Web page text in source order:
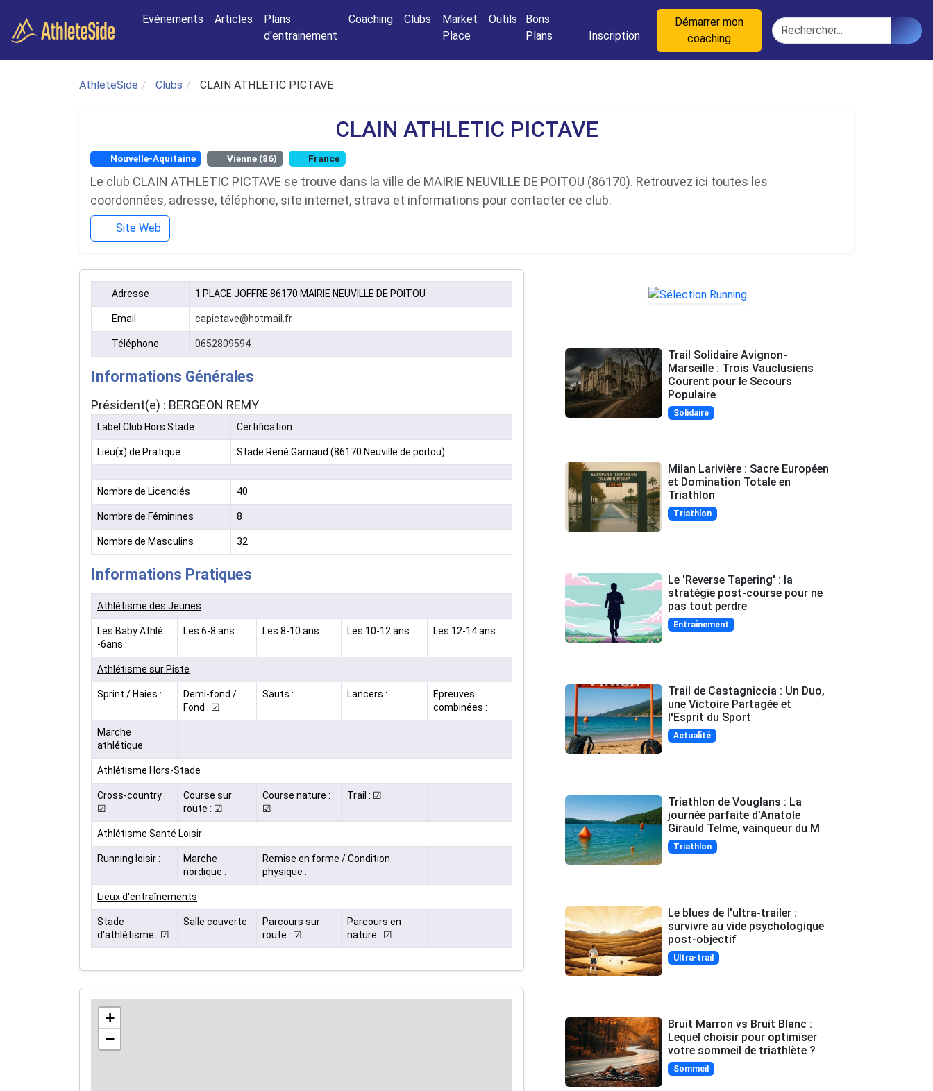
Evénements
Articles
Plans
d'entrainement
Coaching Clubs
Market
Place
Outils
Bons
Plans
Inscription
Démarrer mon
coaching
Rechercher
AthleteSide Clubs CLAIN ATHLETIC PICTAVE
CLAIN ATHLETIC PICTAVE
Nouvelle-Aquitaine Vienne (86) France
Le club CLAIN ATHLETIC PICTAVE se trouve dans la ville de MAIRIE NEUVILLE DE POITOU (86170). Retrouvez ici toutes les
coordonnées, adresse, téléphone, site internet, strava et informations pour contacter ce club.
Site Web
Adresse 1 PLACE JOFFRE 86170 MAIRIE NEUVILLE DE POITOU
Email capictave@hotmail.fr
Téléphone 0652809594
Informations Générales
Président(e) : BERGEON REMY
Label Club Hors Stade Certification
Lieu(x) de Pratique Stade René Garnaud (86170 Neuville de poitou)
Nombre de Licenciés 40
Nombre de Féminines 8
Nombre de Masculins 32
Informations Pratiques
Athlétisme des Jeunes
Les Baby Athlé
-6ans :
Les 6-8 ans : Les 8-10 ans : Les 10-12 ans : Les 12-14 ans :
Athlétisme sur Piste
Sprint / Haies :
Demi-fond /
Fond : ☑
Sauts : Lancers :
Epreuves
combinées :
Marche
athlétique :
Athlétisme Hors-Stade
Cross-country :
☑
Course sur
route : ☑
Course nature :
☑
Trail : ☑
Athlétisme Santé Loisir
Running loisir :
Marche
nordique :
Remise en forme / Condition
physique :
Lieux d'entraînements
Stade
d'athlétisme : ☑
Salle couverte
:
Parcours sur
route : ☑
Parcours en
nature : ☑
+
−
Trail Solidaire Avignon-
Marseille : Trois Vauclusiens
Courent pour le Secours
Populaire
Solidaire
Milan Larivière : Sacre Européen
et Domination Totale en
Triathlon
Triathlon
Le 'Reverse Tapering' : la
stratégie post-course pour ne
pas tout perdre
Entrainement
Trail de Castagniccia : Un Duo,
une Victoire Partagée et
l'Esprit du Sport
Actualité
Triathlon de Vouglans : La
journée parfaite d'Anatole
Girauld Telme, vainqueur du M
Triathlon
Le blues de l'ultra-trailer :
survivre au vide psychologique
post-objectif
Ultra-trail
Bruit Marron vs Bruit Blanc :
Lequel choisir pour optimiser
votre sommeil de triathlète ?
Sommeil